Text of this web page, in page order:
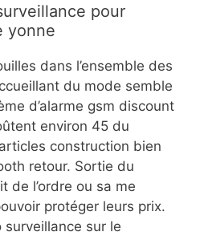
pour
yonne
dans l’ensemble des
du mode semble
d’alarme gsm discount
environ 45 du
construction bien
retour. Sortie du
de l’ordre ou sa me
protéger leurs prix.
sur le